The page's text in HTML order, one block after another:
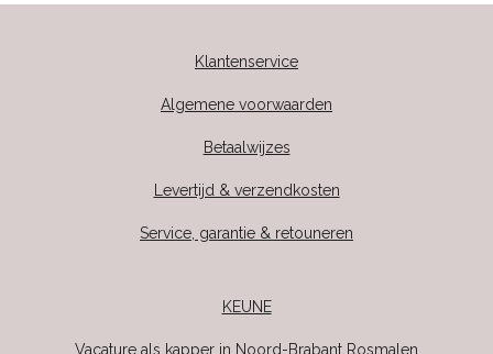
Klantenservice
Algemene voorwaarden
Betaalwijzes
Levertijd & verzendkosten
Service, garantie & retouneren
KEUNE
Vacature als kapper in Noord-Brabant Rosmalen